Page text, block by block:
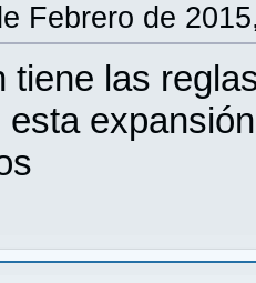
Febrero de
tiene las
esta